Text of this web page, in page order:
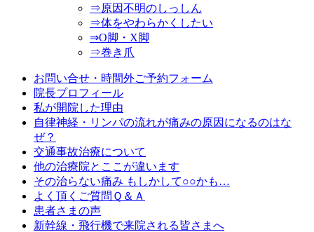
⇒原因不明のしっしん
⇒体をやわらかくしたい
⇒O脚・X脚
⇒巻き爪
お問い合せ・時間外ご予約フォーム
院長プロフィール
私が開院した理由
自律神経・リンパの流れが痛みの原因になるのはな
ぜ？
交通事故治療について
他の治療院とここが違います
その治らない痛み もしかして○○かも…
よく頂くご質問Ｑ＆Ａ
患者さまの声
新幹線・飛行機で来院される皆さまへ